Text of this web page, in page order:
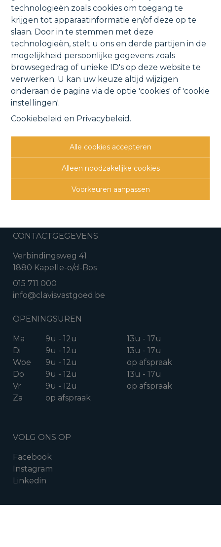
technologieën zoals cookies om toegang te
krijgen tot apparaatinformatie en/of deze op te
slaan. Door in te stemmen met deze
technologieën, stelt u ons en derde partijen in de
mogelijkheid persoonlijke gegevens zoals
browsegedrag of unieke ID's op deze website te
verwerken. U kan uw keuze altijd wijzigen
onderaan de pagina via de optie 'cookies' of 'cookie
instellingen'.
Cookiebeleid en Privacybeleid.
Alle cookies accepteren
Alleen noodzakelijke cookies
Voorkeuren aanpassen
Nieuwbouw appartement met
terras en lift in het centrum.
Mechelseweg 173A 203, 1880 Kapelle-op-den-
Bos VERKOCHT
Vorige Lijst Volgende
CONTACTGEGEVENS
Verbindingsweg 41
1880 Kapelle-o/d-Bos
015 711 000
info@clavisvastgoed.be
OPENINGSUREN
Ma 9u - 12u
13u - 17u
Di
9u - 12u
13u - 17u
Woe
9u - 12u
op afspraak
Do
9u - 12u
13u - 17u
Vr
9u - 12u
op afspraak
Za
op afspraak
VOLG ONS OP
Facebook
Instagram
Linkedin